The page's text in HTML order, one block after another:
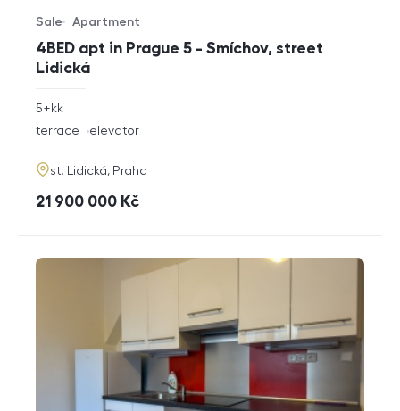
4BED apt in Prague 5 - Smíchov, street
Lidická
Offer type
Sale
Property type
Apartment
rozměry
disposition
5+kk
funkce
terrace elevator
adresa
st. Lidická, Praha
cena
21 900 000 Kč